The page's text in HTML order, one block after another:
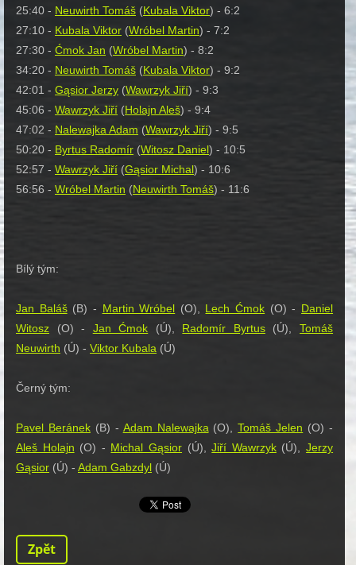
25:40 - Neuwirth Tomáš (Kubala Viktor) - 6:2
27:10 - Kubala Viktor (Wróbel Martin) - 7:2
27:30 - Ćmok Jan (Wróbel Martin) - 8:2
34:20 - Neuwirth Tomáš (Kubala Viktor) - 9:2
42:01 - Gąsior Jerzy (Wawrzyk Jiří) - 9:3
45:06 - Wawrzyk Jiří (Holajn Aleš) - 9:4
47:02 - Nalewajka Adam (Wawrzyk Jiří) - 9:5
50:20 - Byrtus Radomír (Witosz Daniel) - 10:5
52:57 - Wawrzyk Jiří (Gąsior Michal) - 10:6
56:56 - Wróbel Martin (Neuwirth Tomáš) - 11:6
Bílý tým:
Jan Baláš(B) - Martin Wróbel (O), Lech Ćmok (O) - Daniel
Witosz (O) - Jan Ćmok (Ú), Radomír Byrtus(Ú),Tomáš
Neuwirth (Ú) - Viktor Kubala (Ú)
Černý tým:
Pavel Beránek(B) - Adam Nalewajka (O),Tomáš Jelen (O) -
Aleš Holajn (O) - Michal Gąsior (Ú),Jiří Wawrzyk(Ú),Jerzy
Gąsior (Ú) - Adam Gabzdyl (Ú)
Zpět